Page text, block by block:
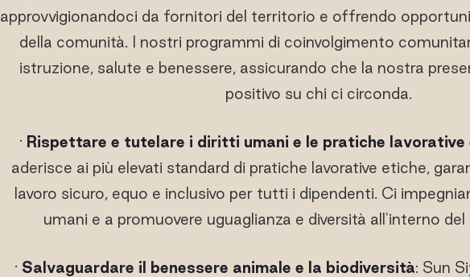
approvvigionandoci da fornitori del territorio e offrendo
della comunità. I nostri programmi di coinvolgimento
istruzione, salute e benessere, assicurando che la nostra
positivo su chi ci circonda.
· Rispettare e tutelare i diritti umani e le pratiche lavorative
aderisce ai più elevati standard di pratiche lavorative etiche,
lavoro sicuro, equo e inclusivo per tutti i dipendenti. Ci
umani e a promuovere uguaglianza e diversità all'interno
· Salvaguardare il benessere animale e la biodiversità: Sun